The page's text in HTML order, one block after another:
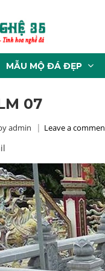
MẪU MỘ ĐÁ ĐẸP
07
admin Leave a